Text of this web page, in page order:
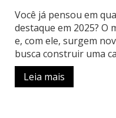
Você já pensou em
destaque em 2025? O
e, com ele, surgem
busca construir uma
Leia mais